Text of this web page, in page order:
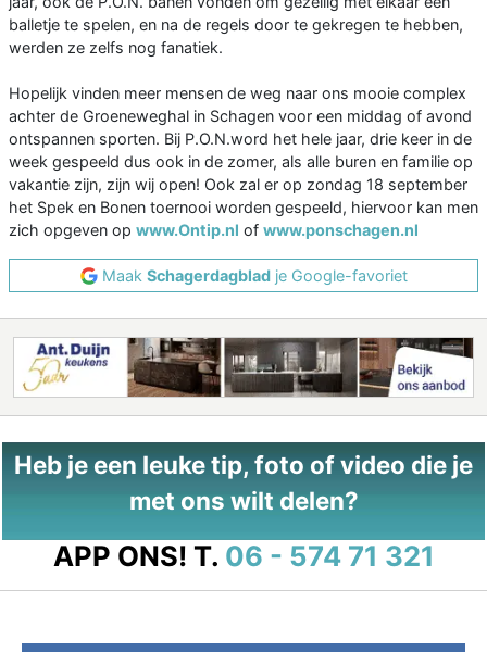
balletje te spelen, en na de regels door te gekregen te hebben,
werden ze zelfs nog fanatiek.
Hopelijk vinden meer mensen de weg naar ons mooie complex
achter de Groeneweghal in Schagen voor een middag of avond
ontspannen sporten. Bij P.O.N.word het hele jaar, drie keer in de
week gespeeld dus ook in de zomer, als alle buren en familie op
vakantie zijn, zijn wij open! Ook zal er op zondag 18 september
het Spek en Bonen toernooi worden gespeeld, hiervoor kan men
zich opgeven op www.Ontip.nl of www.ponschagen.nl
Maak Schagerdagbladje Google-favoriet
Heb je een leuke tip, foto of video die je
met ons wilt delen?
APP ONS! T. 06 - 574 71 321